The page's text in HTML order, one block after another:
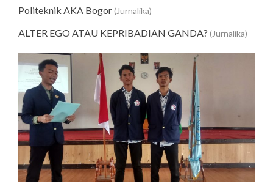
Politeknik AKA Bogor(Jurnalika)
ALTER EGO ATAU KEPRIBADIAN GANDA? (Jurnalika)